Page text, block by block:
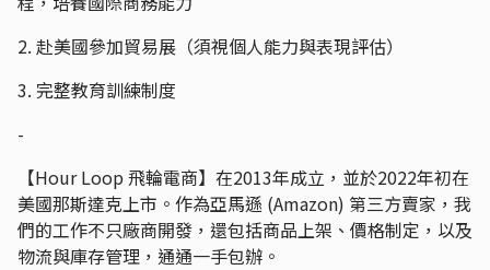
2. 赴美國參加貿易展（須視個人能力與表現評估）
3. 完整教育訓練制度
-
【Hour Loop 飛輪電商】在2013年成立，並於2022年初在
美國那斯達克上市。作為亞馬遜 (Amazon) 第三方賣家，我
們的工作不只廠商開發，還包括商品上架、價格制定，以及
物流與庫存管理，通通一手包辦。